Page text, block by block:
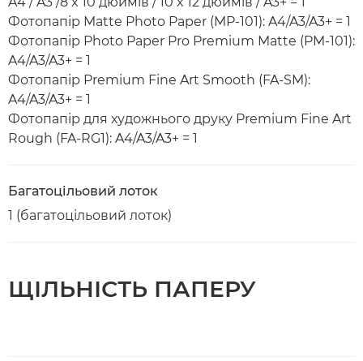
Фотопапір Matte Photo Paper (MP-101): A4/A3/A3+ = 1
Фотопапір Photo Paper Pro Premium Matte (PM-101):
A4/A3/A3+ = 1
Фотопапір Premium Fine Art Smooth (FA-SM):
A4/A3/A3+ = 1
Фотопапір для художнього друку Premium Fine Art
Rough (FA-RG1): A4/A3/A3+ = 1
Багатоцільовий лоток
1 (багатоцільовий лоток)
ЩІЛЬНІСТЬ ПАПЕРУ